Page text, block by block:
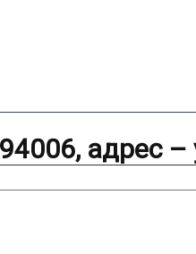
адрес –